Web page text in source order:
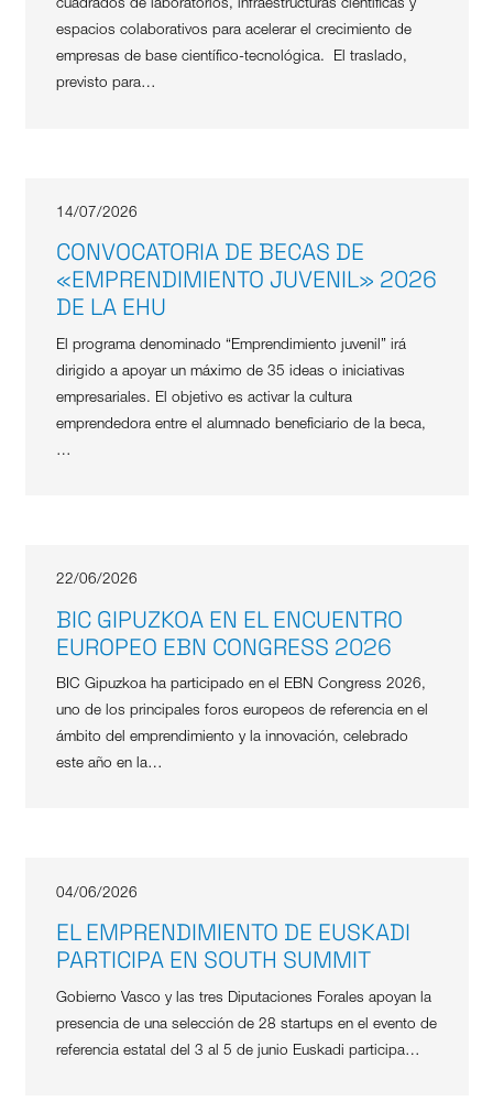
cuadrados de laboratorios, infraestructuras científicas y
espacios colaborativos para acelerar el crecimiento de
empresas de base científico-tecnológica. El traslado,
previsto para…
14/07/2026
CONVOCATORIA DE BECAS DE
«EMPRENDIMIENTO JUVENIL» 2026
DE LA EHU
El programa denominado “Emprendimiento juvenil” irá
dirigido a apoyar un máximo de 35 ideas o iniciativas
empresariales. El objetivo es activar la cultura
emprendedora entre el alumnado beneficiario de la beca,
…
22/06/2026
BIC GIPUZKOA EN EL ENCUENTRO
EUROPEO EBN CONGRESS 2026
BIC Gipuzkoa ha participado en el EBN Congress 2026,
uno de los principales foros europeos de referencia en el
ámbito del emprendimiento y la innovación, celebrado
este año en la…
04/06/2026
EL EMPRENDIMIENTO DE EUSKADI
PARTICIPA EN SOUTH SUMMIT
Gobierno Vasco y las tres Diputaciones Forales apoyan la
presencia de una selección de 28 startups en el evento de
referencia estatal del 3 al 5 de junio Euskadi participa…